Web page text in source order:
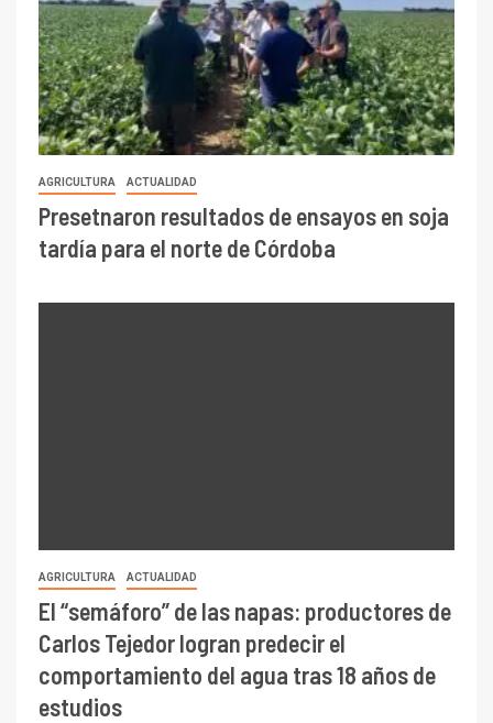
AGRICULTURA ACTUALIDAD
Presetnaron resultados de ensayos en soja
tardía para el norte de Córdoba
AGRICULTURA ACTUALIDAD
El “semáforo” de las napas: productores de
Carlos Tejedor logran predecir el
comportamiento del agua tras 18 años de
estudios